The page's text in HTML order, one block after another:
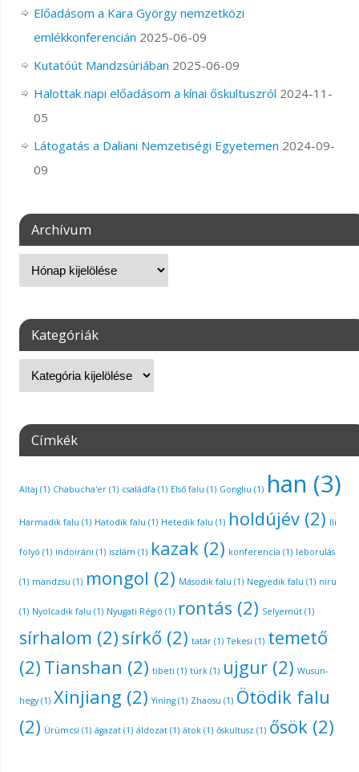
Előadásom a Kara György nemzetközi
emlékkonferencián 2025-06-09
Kutatóút Mandzsúriában 2025-06-09
Halottak napi előadásom a kínai őskultuszról 2024-11-
05
Látogatás a Daliani Nemzetiségi Egyetemen 2024-09-
09
Archívum
Kategóriák
Címkék
Altaj (1) Chabucha'er(1) családfa (1) Első falu (1) Gongliu (1) han (3)
Harmadik falu (1) Hatodik falu (1) Hetedik falu (1) holdújév(2) Ili
folyó (1) indoiráni (1) iszlám (1) kazak(2) konferencia (1) leborulás
(1) mandzsu (1) mongol (2) Második falu (1) Negyedik falu (1) niru
(1) Nyolcadik falu (1) Nyugati Régió (1) rontás (2) Selyemút(1)
sírhalom (2) sírkő (2) tatár(1) Tekesi (1) temető
(2) Tianshan (2) tibeti (1) türk(1) ujgur(2) Wusun-
hegy(1) Xinjiang (2) Yining(1) Zhaosu (1) Ötödik falu
(2) Ürümcsi (1) ágazat(1) áldozat(1) átok(1) őskultusz (1) ősök(2)